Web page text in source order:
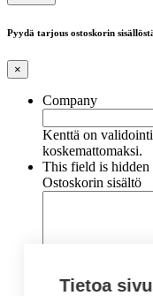
Pyydä tarjous ostoskorin
×
Company
Kenttä on
koskemattomaksi.
This field is
Ostoskorin sisältö
Tietoa